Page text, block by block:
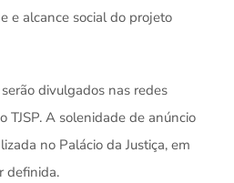
e alcance social do projeto
divulgados nas redes
TJSP. A solenidade de anúncio
no Palácio da Justiça, em
definida.